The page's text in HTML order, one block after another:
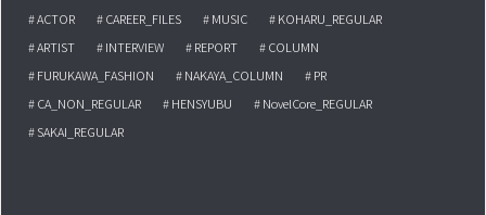
# ACTOR
# CAREER_FILES # MUSIC
# KOHARU_REGULAR
# ARTIST
# INTERVIEW # REPORT
# COLUMN
# FURUKAWA_FASHION
# NAKAYA_COLUMN
# PR
# CA_NON_REGULAR
# HENSYUBU
# NovelCore_REGULAR
# SAKAI_REGULAR